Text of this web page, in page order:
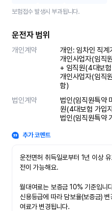
보험접수 발생시 부과됩니다.
운전자 범위
개인계약
개인: 임차인 직계
개인사업자(임직
+ 임직원(4대보
개인사업자(임직
함)
법인계약
법인(임직원특약
원(4대보험 가입
법인(임직원특약
추가 코멘트
운전면허 취득일로부터 1년 이상
전이 가능해요.
월대여료는 보증금 10% 기준입니
신용등급에 따라 담보율(보증금)
여료가 변경됩니다.